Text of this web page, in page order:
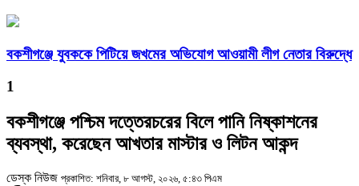
বকশীগঞ্জে যুবককে পিটিয়ে জখমের অভিযোগ আওয়ামী লীগ নেতার বিরুদ্ধে
1
বকশীগঞ্জে পশ্চিম দত্তেরচরের বিলে পানি নিষ্কাশনের
ব্যবস্থা, করেছেন আখতার মাস্টার ও লিটন আকন্দ
ডেস্ক নিউজ প্রকাশিত: শনিবার, ৮ আগস্ট, ২০২৬, ৫:৪৩ পিএম